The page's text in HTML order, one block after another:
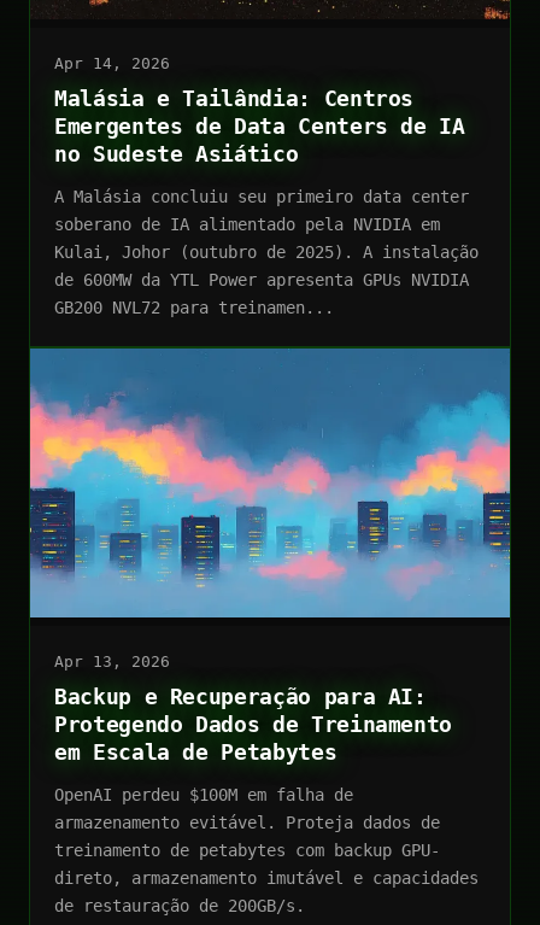
Apr 14, 2026
Malásia e Tailândia: Centros
Emergentes de Data Centers de IA
no Sudeste Asiático
A Malásia concluiu seu primeiro data center
soberano de IA alimentado pela NVIDIA em
Kulai, Johor (outubro de 2025). A instalação
de 600MW da YTL Power apresenta GPUs NVIDIA
GB200 NVL72 para treinamen...
Apr 13, 2026
Backup e Recuperação para AI:
Protegendo Dados de Treinamento
em Escala de Petabytes
OpenAI perdeu $100M em falha de
armazenamento evitável. Proteja dados de
treinamento de petabytes com backup GPU-
direto, armazenamento imutável e capacidades
de restauração de 200GB/s.